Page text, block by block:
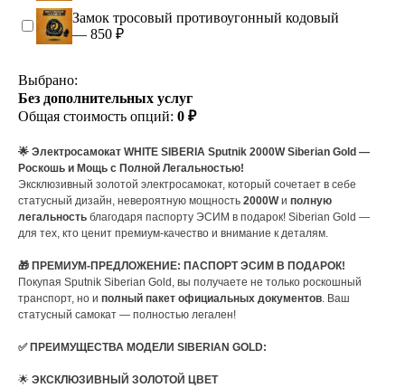
Замок тросовый противоугонный кодовый
— 850 ₽
Выбрано:
Без дополнительных услуг
Общая стоимость опций: 0 ₽
🌟 Электросамокат WHITE SIBERIA Sputnik 2000W Siberian Gold —
Роскошь и Мощь с Полной Легальностью!
Эксклюзивный золотой электросамокат, который сочетает в себе
статусный дизайн, невероятную мощность 2000Wи полную
легальность благодаря паспорту ЭСИМ в подарок! Siberian Gold —
для тех, кто ценит премиум-качество и внимание к деталям.
🎁 ПРЕМИУМ-ПРЕДЛОЖЕНИЕ: ПАСПОРТ ЭСИМ В ПОДАРОК!
Покупая Sputnik Siberian Gold, вы получаете не только роскошный
транспорт, но и полный пакет официальных документов . Ваш
статусный самокат — полностью легален!
✅ ПРЕИМУЩЕСТВА МОДЕЛИ SIBERIAN GOLD:
🌟 ЭКСКЛЮЗИВНЫЙ ЗОЛОТОЙ ЦВЕТ